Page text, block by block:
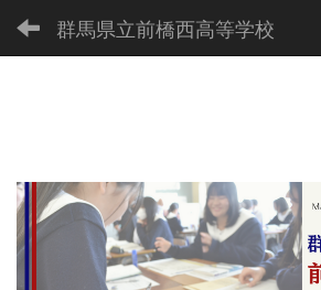
群馬県立前橋西高等学校